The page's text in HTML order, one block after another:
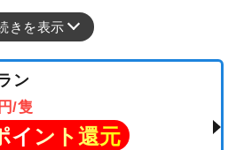
きを表示
ン
円/隻
イント還元